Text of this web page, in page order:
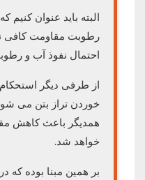
البته باید عنوان
رطوبت مقاومت کافی
احتمال نفوذ آب و
از طرفی دیگر
خوردن تراز بتن می
همدیگر باعث کاهش
خواهد شد.
بر همین مبنا بوده که